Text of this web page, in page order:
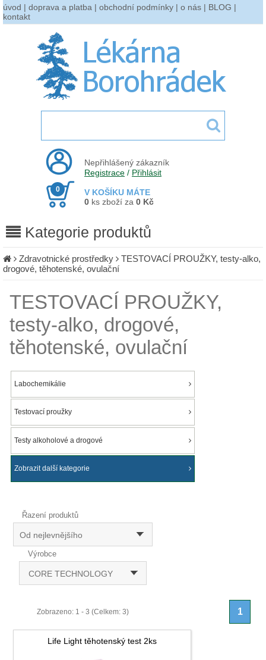
úvod | doprava a platba | obchodní podmínky | o nás | BLOG |
kontakt
Nepřihlášený zákazník
Registrace / Přihlásit
V KOŠÍKU MÁTE
0
0 ks zboží za 0 Kč
Kategorie produktů
Zdravotnické prostředky
TESTOVACÍ PROUŽKY, testy-alko,
drogové, těhotenské, ovulační
TESTOVACÍ PROUŽKY,
testy-alko, drogové,
těhotenské, ovulační
Labochemikálie
Testovací proužky
Testy alkoholové a drogové
Zobrazit další kategorie
Řazení produktů
Od nejlevnějšího
Výrobce
CORE TECHNOLOGY
Zobrazeno: 1 - 3 (Celkem: 3) 1
Life Light těhotenský test 2ks